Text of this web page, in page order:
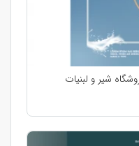
شیر و لبنیات